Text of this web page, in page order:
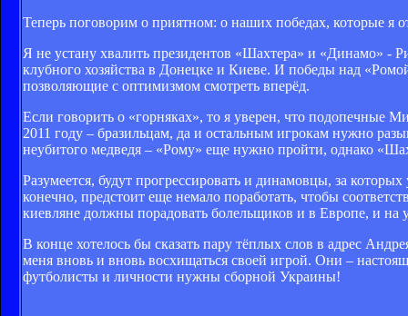
Теперь поговорим о приятном: о наших победах, которые я
Я не устану хвалить президентов «Шахтера» и «Динамо» -
клубного хозяйства в Донецке и Киеве. И победы над
позволяющие с оптимизмом смотреть вперёд.
Если говорить о «горняках», то я уверен, что подопечные
2011 году – бразильцам, да и остальным игрокам нужно
неубитого медведя – «Рому» еще нужно пройти, однако
Разумеется, будут прогрессировать и динамовцы, за
конечно, предстоит еще немало поработать, чтобы
киевляне должны порадовать болельщиков и в Европе, и на
В конце хотелось бы сказать пару тёплых слов в адрес
меня вновь и вновь восхищаться своей игрой. Они –
футболисты и личности нужны сборной Украины!